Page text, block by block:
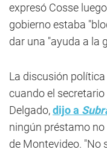
expresó Cosse
gobierno estaba
dar una "ayuda a la
La discusión
cuando el
Delgado,dijo a
ningún préstamo
de Montevideo. "No